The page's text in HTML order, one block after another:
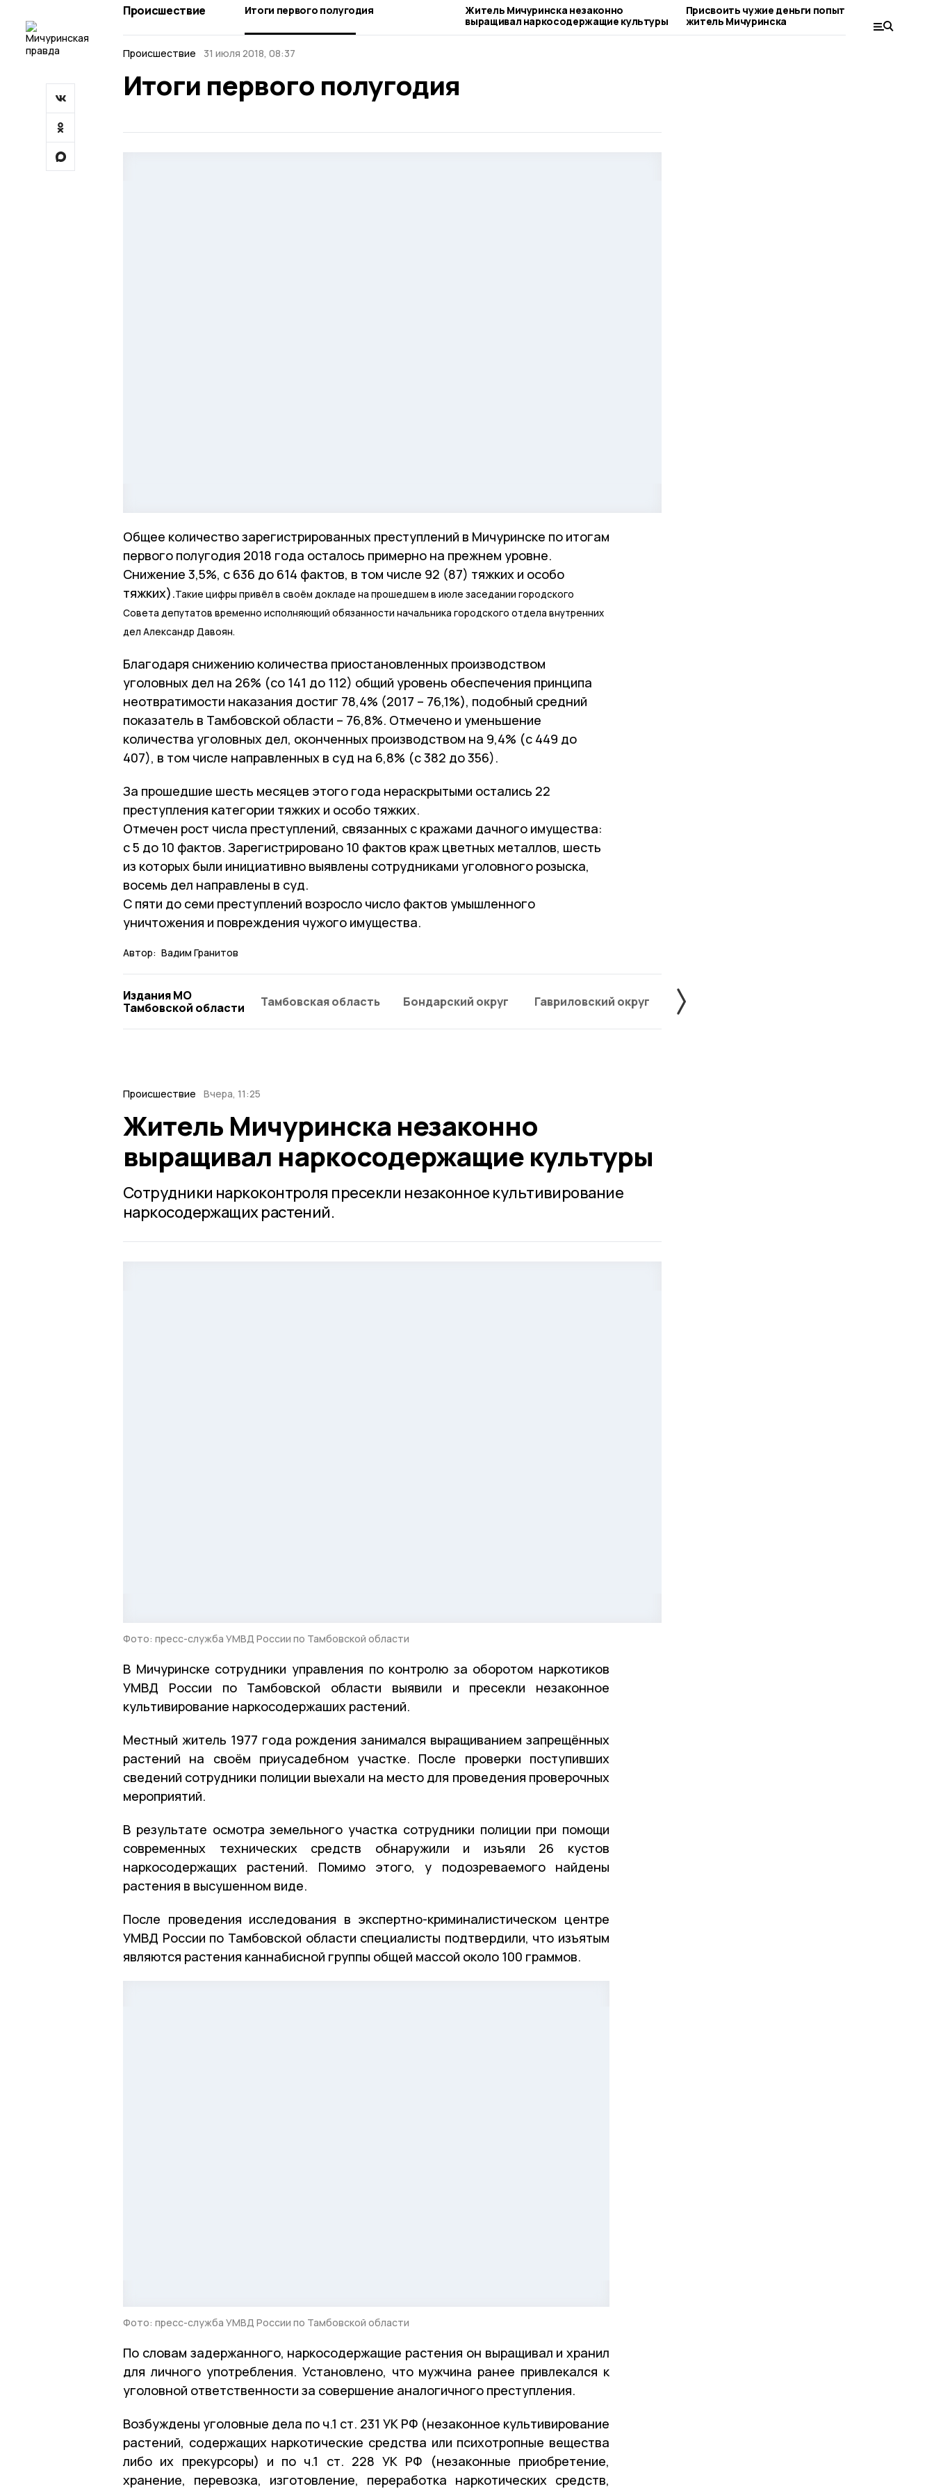
Происшествие Итоги первого полугодия
Житель Мичуринска незаконно
выращивал наркосодержащие культуры
Присвоить чужие деньги попытался
житель Мичуринска
Происшествие 31 июля 2018, 08:37
Итоги первого полугодия
Общее количество зарегистрированных преступлений в Мичуринске по итогам
первого полугодия 2018 года осталось примерно на прежнем уровне.
Снижение 3,5%, с 636 до 614 фактов, в том числе 92 (87) тяжких и особо
тяжких).Такие цифры привёл в своём докладе на прошедшем в июле заседании городского
Совета депутатов временно исполняющий обязанности начальника городского отдела внутренних
дел Александр Давоян.
Благодаря снижению количества приостановленных производством
уголовных дел на 26% (со 141 до 112) общий уровень обеспечения принципа
неотвратимости наказания достиг 78,4% (2017 – 76,1%), подобный средний
показатель в Тамбовской области – 76,8%. Отмечено и уменьшение
количества уголовных дел, оконченных производством на 9,4% (с 449 до
407), в том числе направленных в суд на 6,8% (с 382 до 356).
За прошедшие шесть месяцев этого года нераскрытыми остались 22
преступления категории тяжких и особо тяжких.
Отмечен рост числа преступлений, связанных с кражами дачного имущества:
с 5 до 10 фактов. Зарегистрировано 10 фактов краж цветных металлов, шесть
из которых были инициативно выявлены сотрудниками уголовного розыска,
восемь дел направлены в суд.
С пяти до семи преступлений возросло число фактов умышленного
уничтожения и повреждения чужого имущества.
Автор: Вадим Гранитов
Издания МО
Тамбовской области
Тамбовская область Бондарский округ Гавриловский округ Жердевский округ
Происшествие Вчера, 11:25
Житель Мичуринска незаконно
выращивал наркосодержащие культуры
Сотрудники наркоконтроля пресекли незаконное культивирование
наркосодержащих растений.
Фото: пресс-служба УМВД России по Тамбовской области
В Мичуринске сотрудники управления по контролю за оборотом наркотиков
УМВД России по Тамбовской области выявили и пресекли незаконное
культивирование наркосодержаших растений.
Местный житель 1977 года рождения занимался выращиванием запрещённых
растений на своём приусадебном участке. После проверки поступивших
сведений сотрудники полиции выехали на место для проведения проверочных
мероприятий.
В результате осмотра земельного участка сотрудники полиции при помощи
современных технических средств обнаружили и изъяли 26 кустов
наркосодержащих растений. Помимо этого, у подозреваемого найдены
растения в высушенном виде.
После проведения исследования в экспертно-криминалистическом центре
УМВД России по Тамбовской области специалисты подтвердили, что изъятым
являются растения каннабисной группы общей массой около 100 граммов.
Фото: пресс-служба УМВД России по Тамбовской области
По словам задержанного, наркосодержащие растения он выращивал и хранил
для личного употребления. Установлено, что мужчина ранее привлекался к
уголовной ответственности за совершение аналогичного преступления.
Возбуждены уголовные дела по ч.1 ст. 231 УК РФ (незаконное культивирование
растений, содержащих наркотические средства или психотропные вещества
либо их прекурсоры) и по ч.1 ст. 228 УК РФ (незаконные приобретение,
хранение, перевозка, изготовление, переработка наркотических средств,